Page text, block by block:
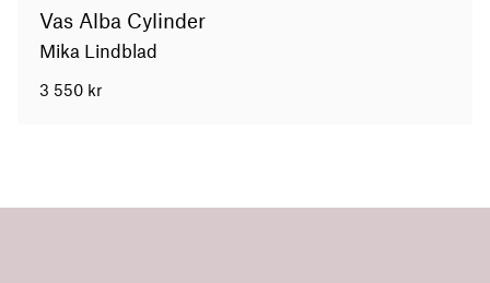
Vas Alba Cylinder
Mika Lindblad
3 550 kr